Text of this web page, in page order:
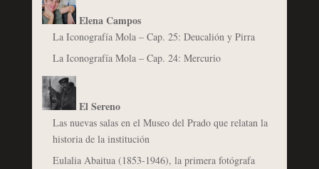
Elena Campos
La Iconografía Mola – Cap. 25: Deucalión y Pirra
La Iconografía Mola – Cap. 24: Mercurio
El Sereno
Las nuevas salas en el Museo del Prado que relatan la
historia de la institución
Eulalia Abaitua (1853-1946), la primera fotógrafa